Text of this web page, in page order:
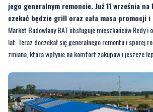
jego generalnym remoncie. Już 11 września
czekać będzie grill oraz cała masa promocji
Market Budowlany BAT obsługuje mieszkańców Redy
lat. Teraz doczekał się generalnego remontu i sporej
zmiana, która wpłynie na komfort zakupów i jeszcze